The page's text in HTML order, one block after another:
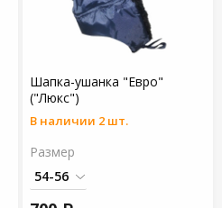
Шапка-ушанка "Евро"
("Люкс")
В наличии 2 шт.
Размер